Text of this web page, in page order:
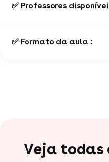
✅ Professores
✅ Formato da aula :
Veja todas